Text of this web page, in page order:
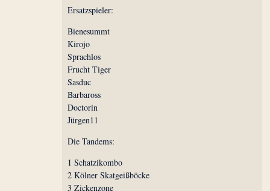
Ersatzspieler:
Bienesummt
Kirojo
Sprachlos
Frucht Tiger
Sasduc
Barbaross
Doctorin
Jürgen11
Die Tandems:
1 Schatzikombo
2 Kölner Skatgeißböcke
3 Zickenzone